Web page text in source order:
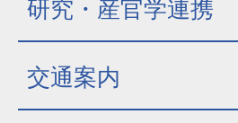
研究・産官学連携
交通案内